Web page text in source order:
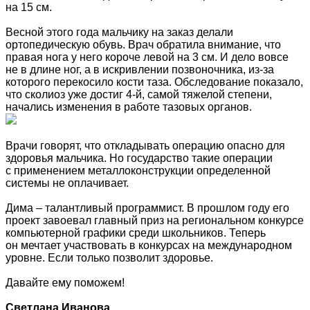
на 15 см.
Весной этого года мальчику на заказ делали
ортопедическую обувь. Врач обратила внимание, что
правая нога у него короче левой на 3 см. И дело вовсе
не в длине ног, а в искривлении позвоночника, из-за
которого перекосило кости таза. Обследование показало,
что сколиоз уже достиг 4-й, самой тяжелой степени,
начались изменения в работе тазовых органов.
Врачи говорят, что откладывать операцию опасно для
здоровья мальчика. Но государство такие операции
с применением металлоконструкции определенной
системы не оплачивает.
Дима – талантливый программист. В прошлом году его
проект завоевал главный приз на региональном конкурсе
компьютерной графики среди школьников. Теперь
он мечтает участвовать в конкурсах на международном
уровне. Если только позволит здоровье.
Давайте ему поможем!
Светлана Иванова